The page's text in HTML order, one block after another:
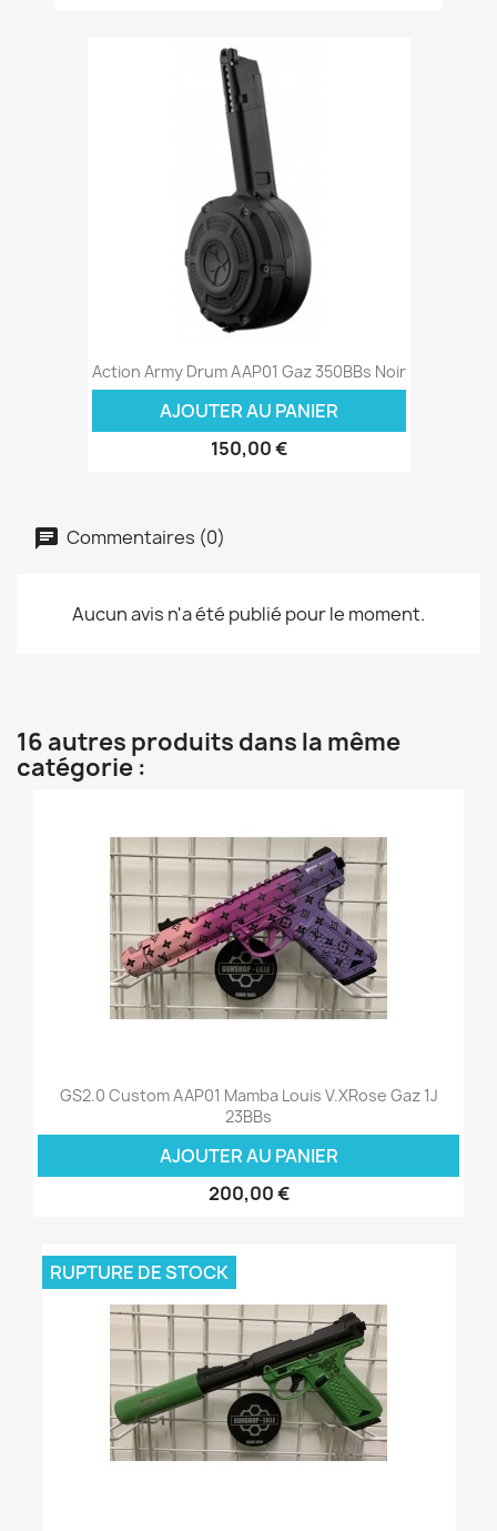
Action Army Drum AAP01 Gaz 350BBs Noir
AJOUTER AU PANIER
150,00 €
Commentaires (0)
Aucun avis n'a été publié pour le moment.
16 autres produits dans la même
catégorie :
GS2.0 Custom AAP01 Mamba Louis V.xRose Gaz 1J
23BBs
AJOUTER AU PANIER
200,00 €
RUPTURE DE STOCK